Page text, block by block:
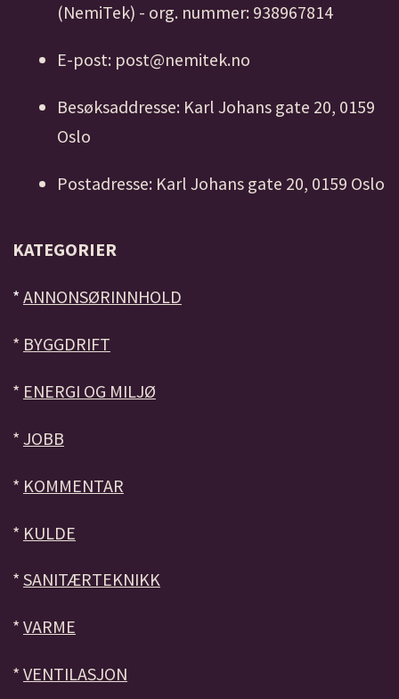
(NemiTek) - org. nummer: 938967814
E-post: post@nemitek.no
Besøksaddresse: Karl Johans gate 20, 0159
Oslo
Postadresse: Karl Johans gate 20, 0159 Oslo
KATEGORIER
* ANNONSØRINNHOLD
* BYGGDRIFT
* ENERGI OG MILJØ
* JOBB
* KOMMENTAR
* KULDE
* SANITÆRTEKNIKK
* VARME
* VENTILASJON